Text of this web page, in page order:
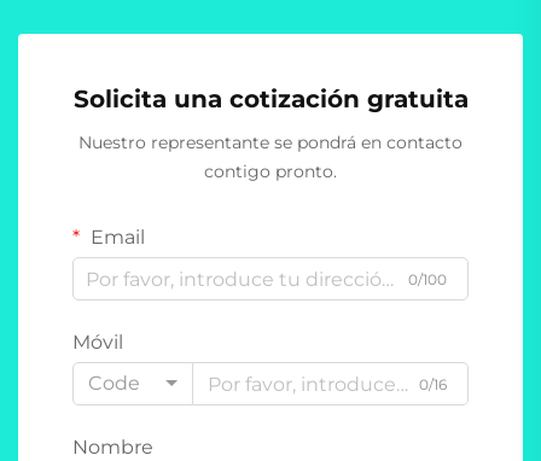
Solicita una cotización gratuita
Nuestro representante se pondrá en contacto
contigo pronto.
Email
0/100
Móvil
Code
0/16
Nombre